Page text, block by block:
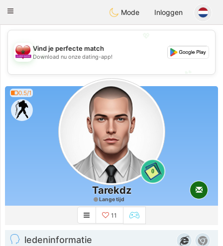
Maroc Dating
Toggle
Mode Inloggen
💖
💕
Vind je perfecte match
Download nu onze dating-app!
0.5/1
0
Tarekdz
Lange tijd
11
ledeninformatie